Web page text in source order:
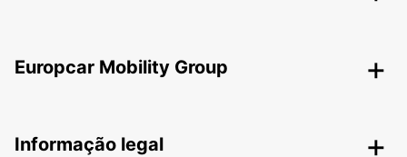
Europcar Mobility Group
Informação legal